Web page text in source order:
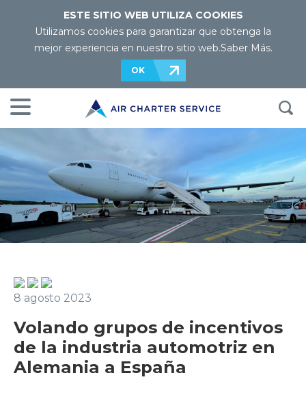
ESTE SITIO WEB UTILIZA COOKIES
Utilizamos cookies para garantizar que obtenga la
mejor experiencia en nuestro sitio web.Saber Más.
OK
8 agosto 2023
Volando grupos de incentivos
de la industria automotriz en
Alemania a España